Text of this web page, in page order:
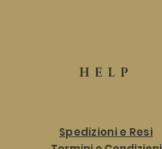
HELP
Spedizioni e Resi